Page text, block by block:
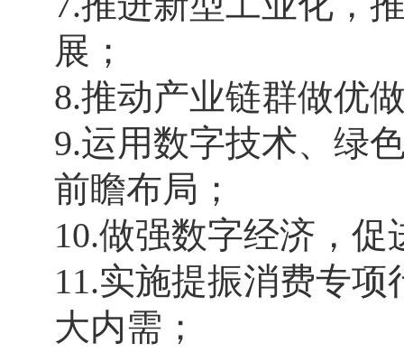
展；
8.推动产业链群做优
9.运用数字技术、绿
前瞻布局；
10.做强数字经济，
11.实施提振消费专
大内需；